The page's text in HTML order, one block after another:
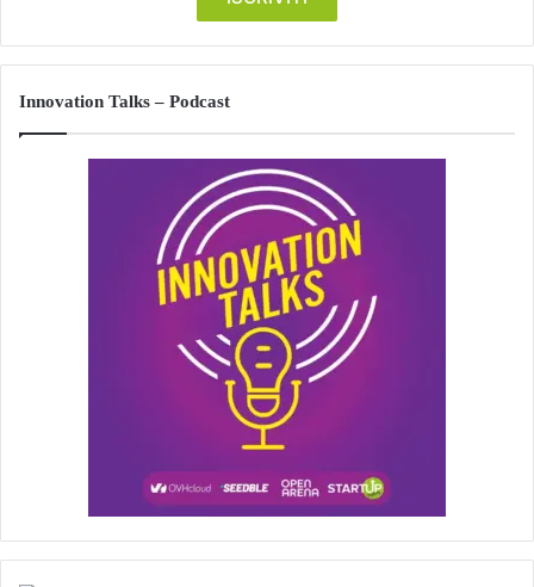
Innovation Talks – Podcast